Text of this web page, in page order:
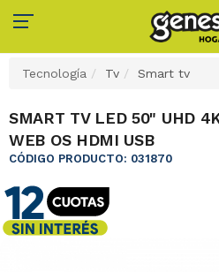
Tecnología Tv Smart tv
SMART TV LED 50" UHD
WEB OS HDMI USB
CÓDIGO PRODUCTO: 031870